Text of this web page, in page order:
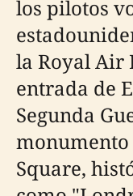
los pilotos
la Royal Air
entrada de
Segunda
monumento
Square,